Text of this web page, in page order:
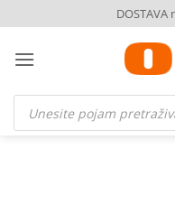
to
content
Products
search